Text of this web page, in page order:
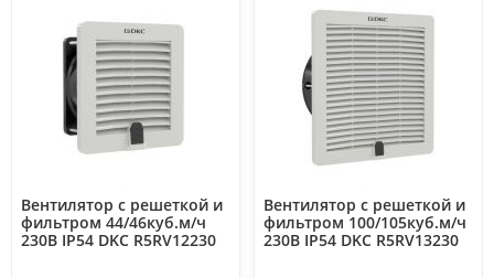
Вентилятор с решеткой и
фильтром 44/46куб.м/ч
230В IP54 DKC R5RV12230
Вентилятор c решеткой и
фильтром 100/105куб.м/ч
230В IP54 DKC R5RV13230